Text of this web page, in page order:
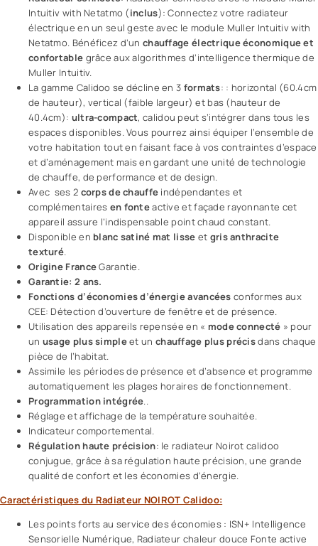
Intuitiv with Netatmo (inclus): Connectez votre radiateur
électrique en un seul geste avec le module Muller Intuitiv with
Netatmo. Bénéficez d’unchauffage électrique économique et
confortable grâce aux algorithmes d’intelligence thermique de
Muller Intuitiv.
La gamme Calidoo se décline en 3 formats: : horizontal (60.4cm
de hauteur), vertical (faible largeur) et bas (hauteur de
40.4cm): ultra-compact, calidou peut s’intégrer dans tous les
espaces disponibles. Vous pourrez ainsi équiper l’ensemble de
votre habitation tout en faisant face à vos contraintes d’espace
et d’aménagement mais en gardant une unité de technologie
de chauffe, de performance et de design.
Avec ses 2 corps de chauffe indépendantes et
complémentaires en fonteactive et façade rayonnante cet
appareil assure l’indispensable point chaud constant.
Disponible en blanc satiné mat lisse et gris anthracite
texturé.
Origine FranceGarantie.
Garantie: 2 ans.
Fonctions d’économies d’énergie avancées conformes aux
CEE: Détection d’ouverture de fenêtre et de présence.
Utilisation des appareils repensée en « mode connecté » pour
un usage plus simpleet un chauffage plus précisdans chaque
pièce de l’habitat.
Assimile les périodes de présence et d’absence et programme
automatiquement les plages horaires de fonctionnement.
Programmation intégrée..
Réglage et affichage de la température souhaitée.
Indicateur comportemental.
Régulation haute précision: le radiateur Noirot calidoo
conjugue, grâce à sa régulation haute précision, une grande
qualité de confort et les économies d’énergie.
Caractéristiques du Radiateur NOIROT Calidoo:
Les points forts au service des économies : ISN+ Intelligence
Sensorielle Numérique, Radiateur chaleur douce Fonte active